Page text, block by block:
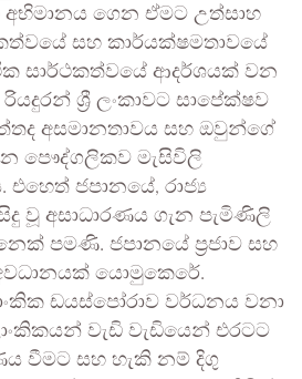
අභිමානය ගෙන ඒමට උත්සාහ
සහ කාර්යක්ෂමතාවයේ
සාර්ථකත්වයේ ආදර්ශයක් වන
ශ්‍රී ලංකාවට සාපේක්ෂව
අසමානතාවය සහ ඔවුන්ගේ
පෞද්ගලිකව මැසිවිලි
ජපානයේ, රාජ්‍ය
වූ අසාධාරණය ගැන පැමිණිලි
පමණි. ජපානයේ ප්‍රජාව සහ
යොමුකෙරේ.
ඩයස්පෝරාව වර්ධනය වනා
වැඩි වැඩියෙන් එරටට
වීමට සහ හැකි නම් දිගු